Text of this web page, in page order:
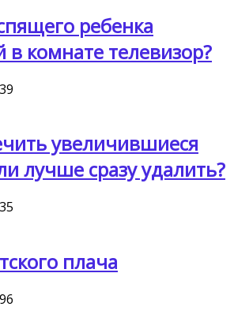
ребенка
комнате телевизор?
увеличившиеся
лучше сразу удалить?
плача